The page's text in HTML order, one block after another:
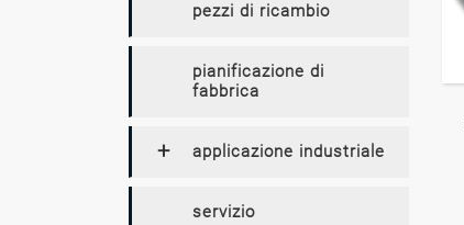
pezzi di ricambio
pianificazione di
fabbrica
applicazione industriale
servizio